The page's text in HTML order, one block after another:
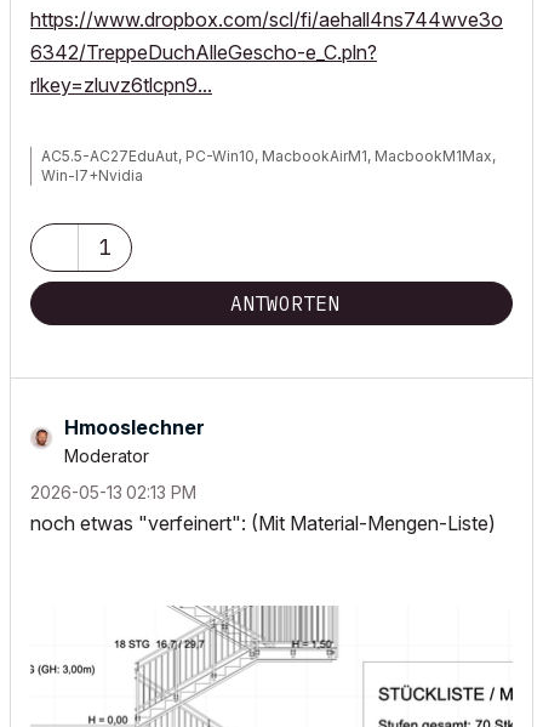
https://www.dropbox.com/scl/fi/aehall4ns744wve3o
6342/TreppeDuchAlleGescho-e_C.pln?
rlkey=zluvz6tlcpn9...
AC5.5-AC27EduAut, PC-Win10, MacbookAirM1, MacbookM1Max,
Win-I7+Nvidia
1
ANTWORTEN
Hmooslechner
Moderator
‎2026-05-13 02:13 PM
noch etwas "verfeinert": (Mit Material-Mengen-Liste)